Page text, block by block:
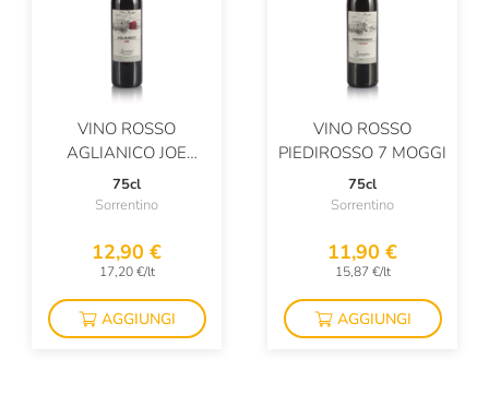
VINO ROSSO
AGLIANICO JOE
POMPEIANO
BIOLOGICO - IGP
75cl
Sorrentino
12,90 €
17,20 €/lt
AGGIUNGI
VINO ROSSO
PIEDIROSSO 7 MOGGI
75cl
Sorrentino
11,90 €
15,87 €/lt
AGGIUNGI